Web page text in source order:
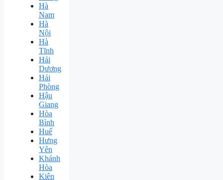
Hà
Nam
Hà
Nội
Hà
Tĩnh
Hải
Dương
Hải
Phòng
Hậu
Giang
Hòa
Bình
Huế
Hưng
Yên
Khánh
Hòa
Kiên